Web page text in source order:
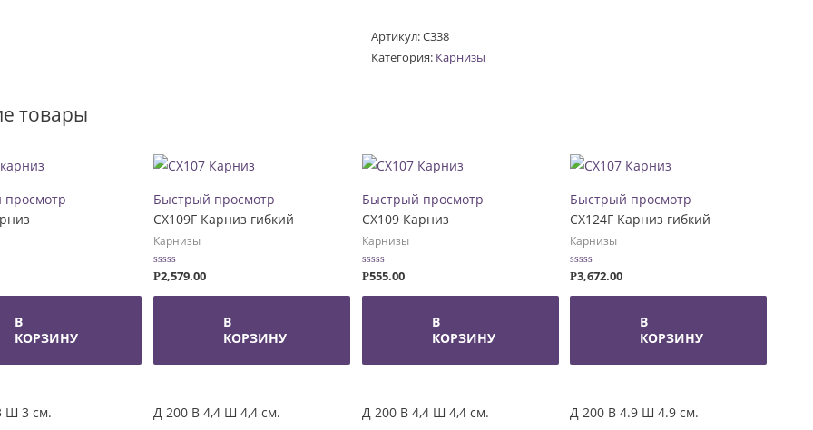
Артикул:C338
Категория: Карнизы
товары
В
КОРЗИНУ
Ш 3 см.
Быстрый просмотр
CX109F Карниз гибкий
Карнизы
Оценка
из
Р2,579.00
В
КОРЗИНУ
Д 200 В 4,4 Ш 4,4 см.
Быстрый просмотр
CX109 Карниз
Карнизы
Оценка
из
Р555.00
В
КОРЗИНУ
Д 200 В 4,4 Ш 4,4 см.
Быстрый просмотр
CX124F Карниз гибкий
Карнизы
Оценка
из
Р3,672.00
В
КОРЗИНУ
Д 200 В 4.9 Ш 4.9 см.